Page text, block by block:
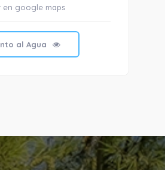
en google maps
al Agua